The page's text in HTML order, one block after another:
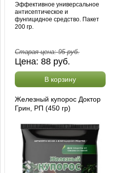
Эффективное универсальное
антисептическое и
фунгицидное средство. Пакет
200 гр.
Старая цена:95руб.
Цена:88 руб.
В корзину
Железный купорос Доктор
Грин, РП (450 гр)